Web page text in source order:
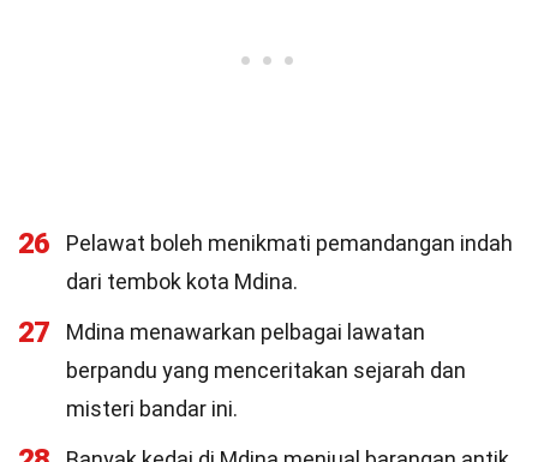
26
Pelawat boleh menikmati pemandangan indah
dari tembok kota Mdina.
27
Mdina menawarkan pelbagai lawatan
berpandu yang menceritakan sejarah dan
misteri bandar ini.